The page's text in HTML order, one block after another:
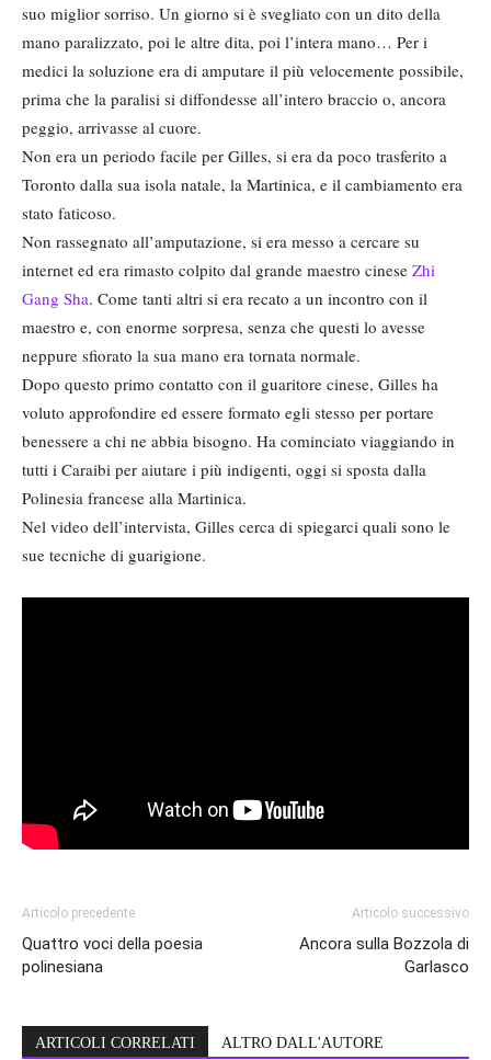
suo miglior sorriso. Un giorno si è svegliato con un dito della
mano paralizzato, poi le altre dita, poi l’intera mano… Per i
medici la soluzione era di amputare il più velocemente possibile,
prima che la paralisi si diffondesse all’intero braccio o, ancora
peggio, arrivasse al cuore.
Non era un periodo facile per Gilles, si era da poco trasferito a
Toronto dalla sua isola natale, la Martinica, e il cambiamento era
stato faticoso.
Non rassegnato all’amputazione, si era messo a cercare su
internet ed era rimasto colpito dal grande maestro cinese Zhi
Gang Sha. Come tanti altri si era recato a un incontro con il
maestro e, con enorme sorpresa, senza che questi lo avesse
neppure sfiorato la sua mano era tornata normale.
Dopo questo primo contatto con il guaritore cinese, Gilles ha
voluto approfondire ed essere formato egli stesso per portare
benessere a chi ne abbia bisogno. Ha cominciato viaggiando in
tutti i Caraibi per aiutare i più indigenti, oggi si sposta dalla
Polinesia francese alla Martinica.
Nel video dell’intervista, Gilles cerca di spiegarci quali sono le
sue tecniche di guarigione.
Articolo precedente
Quattro voci della poesia
polinesiana
Articolo successivo
Ancora sulla Bozzola di
Garlasco
ARTICOLI CORRELATI ALTRO DALL'AUTORE